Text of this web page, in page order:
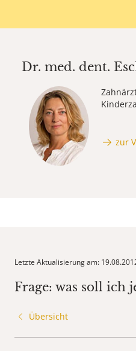
Dr. med. dent.
zur
Letzte Aktualisierung am:
Frage: was soll ich
Übersicht